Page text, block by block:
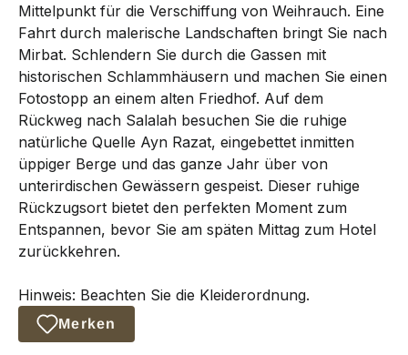
Mittelpunkt für die Verschiffung von Weihrauch. Eine
Fahrt durch malerische Landschaften bringt Sie nach
Mirbat. Schlendern Sie durch die Gassen mit
historischen Schlammhäusern und machen Sie einen
Fotostopp an einem alten Friedhof. Auf dem
Rückweg nach Salalah besuchen Sie die ruhige
natürliche Quelle Ayn Razat, eingebettet inmitten
üppiger Berge und das ganze Jahr über von
unterirdischen Gewässern gespeist. Dieser ruhige
Rückzugsort bietet den perfekten Moment zum
Entspannen, bevor Sie am späten Mittag zum Hotel
zurückkehren.
Hinweis: Beachten Sie die Kleiderordnung.
Merken